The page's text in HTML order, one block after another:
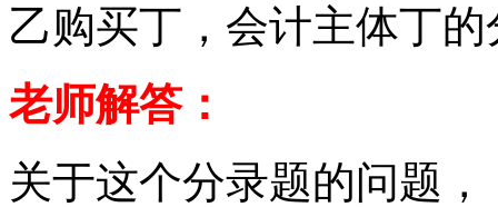
乙购买丁，会计主体丁的
老师解答：
关于这个分录题的问题，